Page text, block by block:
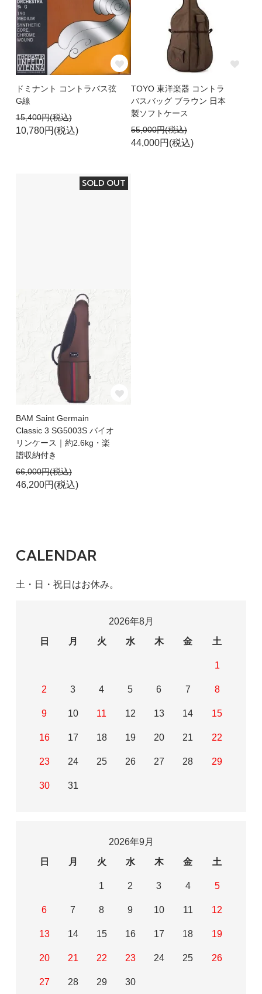
ドミナント コントラバス弦
G線
15,400円(税込)
10,780円(税込)
TOYO 東洋楽器 コントラ
バスバッグ ブラウン 日本
製ソフトケース
55,000円(税込)
44,000円(税込)
SOLD OUT
BAM Saint Germain
Classic 3 SG5003S バイオ
リンケース｜約2.6kg・楽
譜収納付き
66,000円(税込)
46,200円(税込)
CALENDAR
土・日・祝日はお休み。
2026年8月
日
月 火 水 木 金 土
1
2 3 4 5 6 7 8
9 10 11 12 13 14 15
16 17 18 19 20 21 22
23 24 25 26 27 28 29
30 31
2026年9月
日
月 火 水 木 金 土
1 2 3 4 5
6 7 8 9 10 11 12
13 14 15 16 17 18 19
20 21 22 23 24 25 26
27 28 29 30